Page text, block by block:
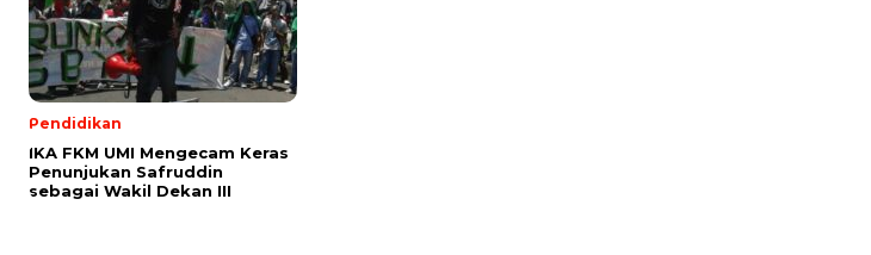
Pendidikan
IKA FKM UMI Mengecam Keras
Penunjukan Safruddin
sebagai Wakil Dekan III